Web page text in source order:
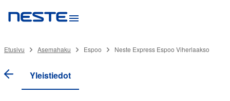
Etusivu Asemahaku Espoo Neste Express Espoo Viherlaakso
Yleistiedot